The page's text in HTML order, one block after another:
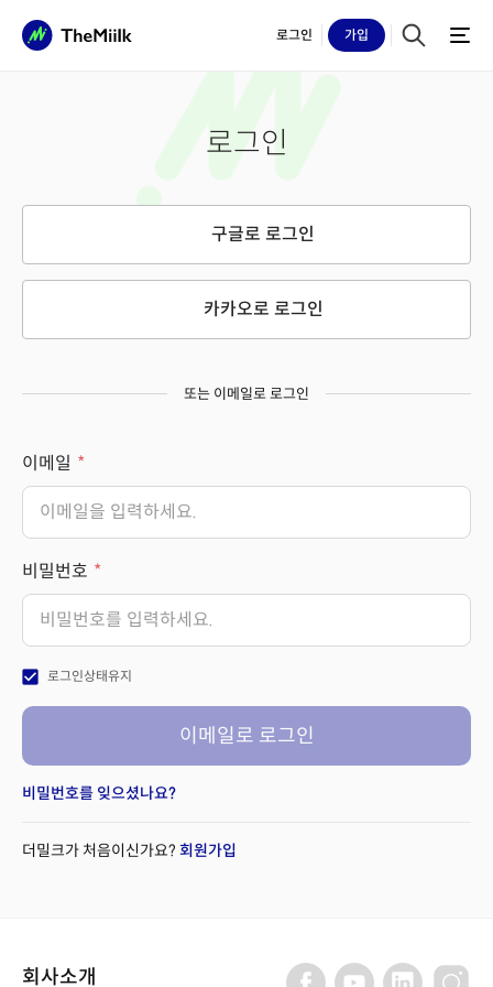
로그인 가입
로그인
구글로 로그인
카카오로 로그인
또는 이메일로 로그인
이메일
비밀번호
check_box 로그인상태유지
이메일로 로그인
비밀번호를 잊으셨나요?
더밀크가 처음이신가요? 회원가입
회사소개